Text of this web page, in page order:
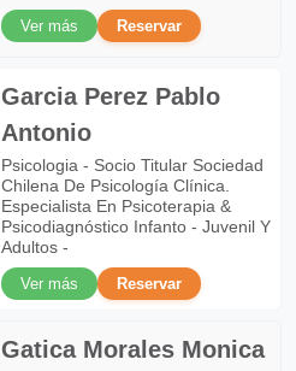
Ver más
Reservar
Garcia Perez Pablo
Antonio
Psicologia - Socio Titular Sociedad
Chilena De Psicología Clínica.
Especialista En Psicoterapia &
Psicodiagnóstico Infanto - Juvenil Y
Adultos -
Ver más
Reservar
Gatica Morales Monica